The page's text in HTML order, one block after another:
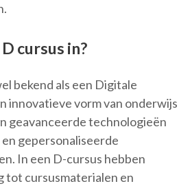
cursus in?
bekend als een Digitale
innovatieve vorm van onderwijs
geavanceerde technologieën
gepersonaliseerde
In een D-cursus hebben
tot cursusmaterialen en